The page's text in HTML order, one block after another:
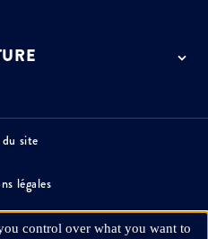
site
légales
presse
control over what you want to